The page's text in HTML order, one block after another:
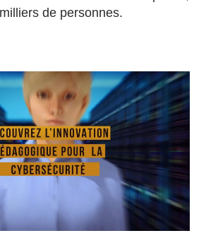
de personnes.